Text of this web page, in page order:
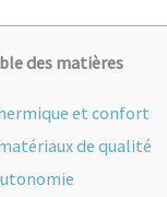
des matières
et confort
de qualité